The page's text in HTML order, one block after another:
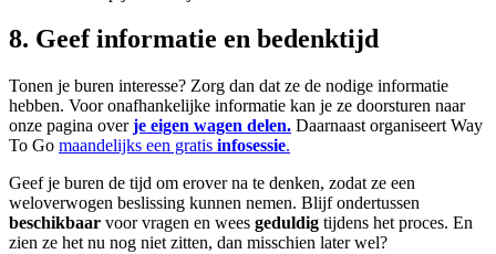
8. Geef informatie en bedenktijd
Tonen je buren interesse? Zorg dan dat ze de nodige informatie
hebben. Voor onafhankelijke informatie kan je ze doorsturen naar
onze pagina overje eigen wagen delen. Daarnaast organiseert Way
To Go maandelijks een gratis infosessie.
Geef je buren de tijd om erover na te denken, zodat ze een
weloverwogen beslissing kunnen nemen. Blijf ondertussen
beschikbaar voor vragen en wees geduldig tijdens het proces. En
zien ze het nu nog niet zitten, dan misschien later wel?